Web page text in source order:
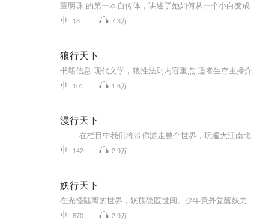
18 7.3万
狼行天下
101 1.6万
漫行天下
142 2.9万
妖行天下
870 2.9万